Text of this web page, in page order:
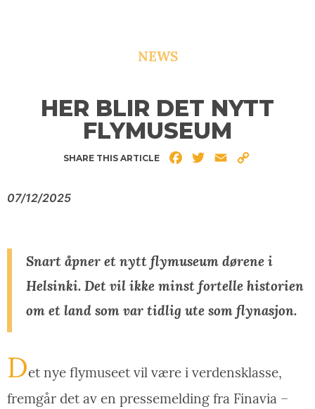
NEWS
HER BLIR DET NYTT
FLYMUSEUM
SHARE THIS ARTICLE FacebookTwitterEmail
07/12/2025
Snart åpner et nytt flymuseum dørene i
Helsinki. Det vil ikke minst fortelle historien
om et land som var tidlig ute som flynasjon.
Det nye flymuseet vil være i verdensklasse,
fremgår det av en pressemelding fra Finavia –